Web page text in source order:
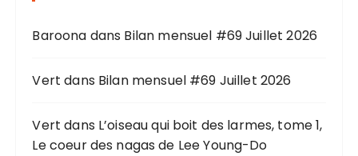
e
o
r
Baroona dans Bilan mensuel #69 Juillet 2026
Vert dans Bilan mensuel #69 Juillet 2026
Vert dans L’oiseau qui boit des larmes, tome 1,
Le coeur des nagas de Lee Young-Do